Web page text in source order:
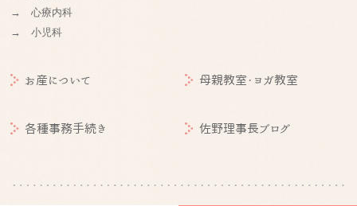
→ 心療内科
→ 小児科
お産について 母親教室・ヨガ教室
各種事務手続き 佐野理事長ブログ